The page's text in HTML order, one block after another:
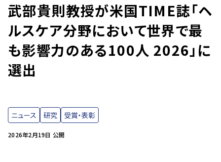
武部貴則教授が米国TIME誌「ヘ
ルスケア分野において世界で最
も影響力のある100人 2026」に
選出
2026年2月19日 公開
ニュース 研究 受賞・表彰